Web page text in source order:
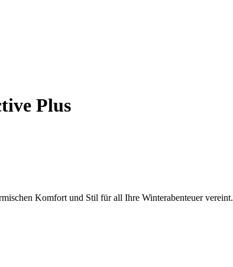
Plus
Komfort und Stil für all Ihre Winterabenteuer vereint.